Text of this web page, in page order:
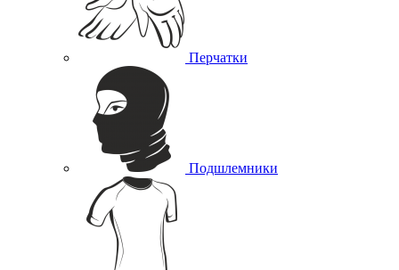
Перчатки
Подшлемники